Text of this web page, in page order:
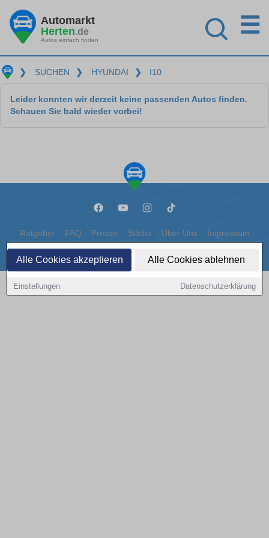
Alle Cookies akzeptieren Alle Cookies ablehnen
Einstellungen Datenschutzerklärung
Automarkt
Herten.de
Autos einfach finden
☰
❯ SUCHEN ❯ HYUNDAI ❯ I10
Leider konnten wir derzeit keine passenden Autos finden.
Schauen Sie bald wieder vorbei!
Ratgeber FAQ Presse Städte Über Uns Impressum
Datenschutz Cookies
Copyright © 2000 - 2026 | 1A Infosysteme GmbH | Content by: 1a-sites-autos